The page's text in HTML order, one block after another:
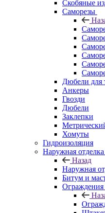
Скобяные
Саморезы
Дюбели для
Анкеры
Гвозди
Дюбели
Заклепки
Хомуты
Гидроизоляция
Наружная отделка
Назад
Наружная
Битум и
Ограждения